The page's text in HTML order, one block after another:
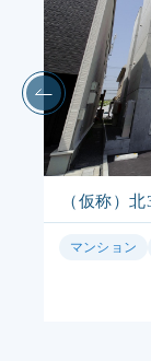
（仮称）
マンション